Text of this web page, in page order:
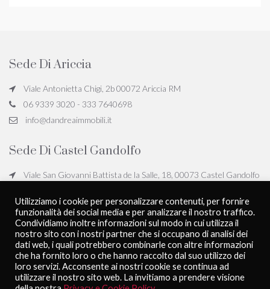
Sede Di Ariccia
Viale Antonietta Chigi, 2b 00072 Ariccia RM
06 9339 3020 - 333 7640698
info@dandreaimmobili.it
Sede Di Castel Gandolfo
Viale San Giovanni Battista de la Salle, 18, 00073 Castel Gandolfo
06 9339 3020 - 333 7640698
info@dandreaimmobili.it
D'Andrea Immobili - All rights reserved Privacy Policy
Powered byPubliworkComunicare
Utilizziamo i cookie per personalizzare contenuti, per fornire
funzionalità dei social media e per analizzare il nostro traffico.
Condividiamo inoltre informazioni sul modo in cui utilizza il
nostro sito con i nostri partner che si occupano di analisi dei
dati web, i quali potrebbero combinarle con altre informazioni
che ha fornito loro o che hanno raccolto dal suo utilizzo dei
loro servizi. Acconsente ai nostri cookie se continua ad
utilizzare il nostro sito web. La invitiamo a prendere visione